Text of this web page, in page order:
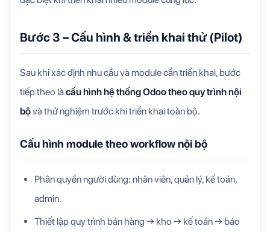
Bước 3 – Cấu hình & triển khai thử (Pilot)
Sau khi xác định nhu cầu và module cần triển khai, bước
tiếp theo làcấu hình hệ thống Odoo theo quy trình nội
bộvà thử nghiệm trước khi triển khai toàn bộ.
Cấu hình module theo workflow nội bộ
Phân quyền người dùng: nhân viên, quản lý, kế toán,
admin.
Thiết lập quy trình bán hàng → kho → kế toán → báo